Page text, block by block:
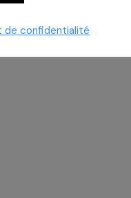
de confidentialité